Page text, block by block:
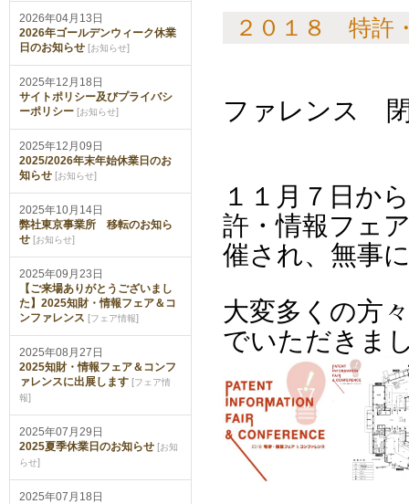
２０１８ 特許
ファレンス
１１ 月７日か
許・情報フェ
催され、無事
大変多くの方
でいただきま
2026年04月13日
2026年ゴールデンウィーク休業
日のお知らせ [お知らせ]
2025年12月18日
サイトポリシー及びプライバシ
ーポリシー [お知らせ]
2025年12月09日
2025/2026年末年始休業日のお
知らせ [お知らせ]
2025年10月14日
弊社東京事業所 移転のお知ら
せ [お知らせ]
2025年09月23日
【ご来場ありがとうございまし
た】2025知財・情報フェア＆コ
ンファレンス [フェア情報]
2025年08月27日
2025知財・情報フェア＆コンフ
ァレンスに出展します [フェア情
報]
2025年07月29日
2025夏季休業日のお知らせ [お知
らせ]
2025年07月18日